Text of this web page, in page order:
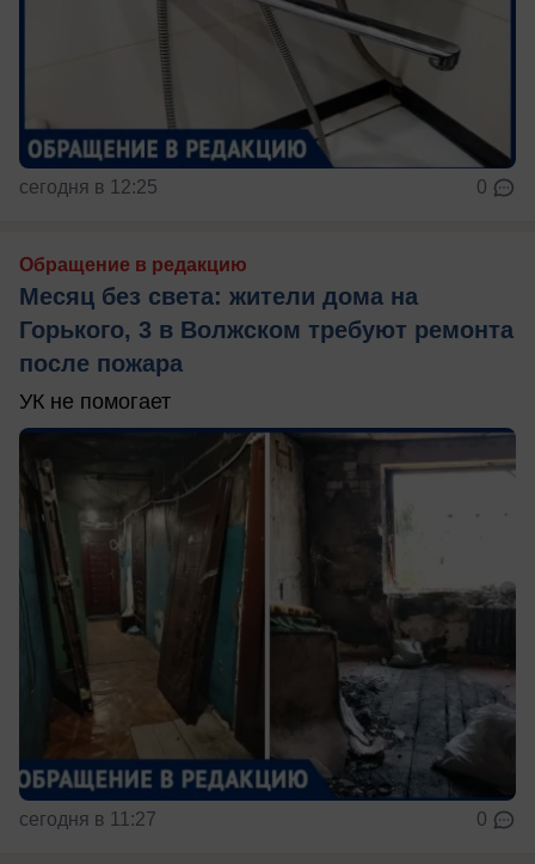
сегодня в 12:25 0
Обращение в редакцию
Месяц без света: жители дома на
Горького, 3 в Волжском требуют ремонта
после пожара
УК не помогает
сегодня в 11:27 0